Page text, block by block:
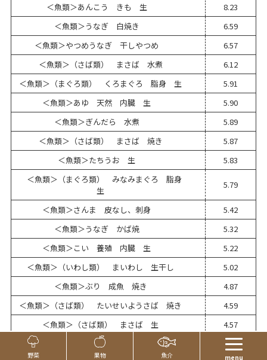
＜魚類＞あんこう きも 生
8.23
＜魚類＞うなぎ 白焼き
6.59
＜魚類＞やつめうなぎ 干しやつめ
6.57
＜魚類＞（さば類） まさば 水煮
6.12
＜魚類＞（まぐろ類） くろまぐろ 脂身 生
5.91
＜魚類＞あゆ 天然 内臓 生
5.90
＜魚類＞ぎんだら 水煮
5.89
＜魚類＞（さば類） まさば 焼き
5.87
＜魚類＞たちうお 生
5.83
＜魚類＞（まぐろ類） みなみまぐろ 脂身
生
5.79
＜魚類＞さんま 皮なし、刺身
5.42
＜魚類＞うなぎ かば焼
5.32
＜魚類＞こい 養殖 内臓 生
5.22
＜魚類＞（いわし類） まいわし 生干し
5.02
＜魚類＞ぶり 成魚 焼き
4.87
＜魚類＞（さば類） たいせいようさば 焼き
4.59
＜魚類＞（さば類） まさば 生
4.57
＜魚類＞（さば類） たいせいようさば 水煮
4.55
Page Top
野菜 果物 魚介 menu